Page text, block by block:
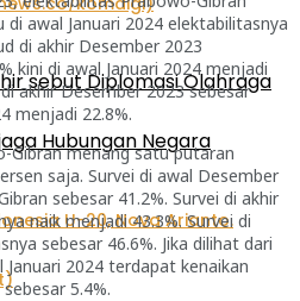
sebut Diplomasi Olahraga
Hubungan Negara
awal Januari 2024 elektabilitasnya
di akhir Desember 2023
kini di awal Januari 2024 menjadi
akhir Desember 2023 sebesar
menjadi 22.8%.
Gibran menang satu putaran
saja. Survei di awal Desember
sebesar 41.2%. Survei di akhir
naik menjadi 43.3%. Survei di
sebesar 46.6%. Jika dilihat dari
2024 terdapat kenaikan
5.4%.